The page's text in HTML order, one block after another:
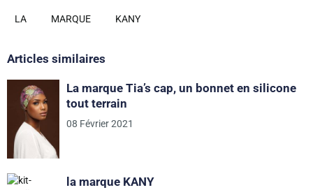
LA MARQUE KANY
Articles similaires
La marque Tia’s cap, un bonnet en silicone
tout terrain
08 Février 2021
la marque KANY